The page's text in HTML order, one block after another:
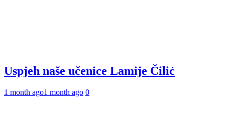
Uspjeh naše učenice Lamije Čilić
1 month ago1 month ago 0